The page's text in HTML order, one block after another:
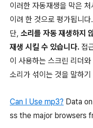
이러한 자동재생을 막은
이려 한 것으로 평가됩니다.
단, 소리를 자동 재생하지
재생 시킬 수 있습니다. 접
이 사용하는 스크린 리더
소리가 섞이는 것을 말하
Can I Use mp3? Data
ss the major browsers